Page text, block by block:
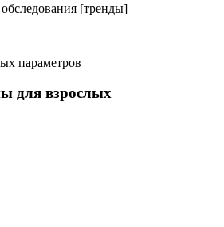
[тренды]
параметров
для взрослых